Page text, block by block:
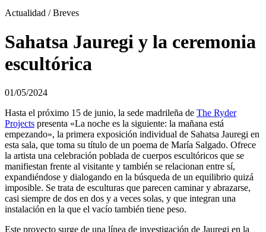
Actualidad / Breves
Sahatsa Jauregi y la ceremonia
escultórica
01/05/2024
Hasta el próximo 15 de junio, la sede madrileña de The Ryder
Projects presenta «La noche es la siguiente: la mañana está
empezando», la primera exposición individual de Sahatsa Jauregi en
esta sala, que toma su título de un poema de María Salgado. Ofrece
la artista una celebración poblada de cuerpos escultóricos que se
manifiestan frente al visitante y también se relacionan entre sí,
expandiéndose y dialogando en la búsqueda de un equilibrio quizá
imposible. Se trata de esculturas que parecen caminar y abrazarse,
casi siempre de dos en dos y a veces solas, y que integran una
instalación en la que el vacío también tiene peso.
Este proyecto surge de una línea de investigación de Jauregi en la